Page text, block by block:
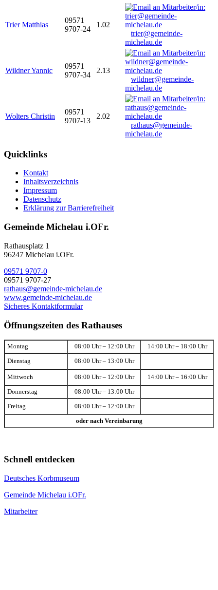
Trier Matthias
09571
9707-24
1.02
trier@gemeinde-
michelau.de
Wildner Yannic
09571
9707-34
2.13
wildner@gemeinde-
michelau.de
Wolters Christin
09571
9707-13
2.02
rathaus@gemeinde-
michelau.de
Quicklinks
Kontakt
Inhaltsverzeichnis
Impressum
Datenschutz
Erklärung zur Barrierefreiheit
Gemeinde Michelau i.OFr.
Rathausplatz 1
96247 Michelau i.OFr.
09571 9707-0
09571 9707-27
rathaus@gemeinde-michelau.de
www.gemeinde-michelau.de
Sicheres Kontaktformular
Öffnungszeiten des Rathauses
Montag 08:00 Uhr – 12:00 Uhr 14:00 Uhr – 18:00 Uhr
Dienstag 08:00 Uhr – 13:00 Uhr
Mittwoch 08:00 Uhr – 12:00 Uhr 14:00 Uhr – 16:00 Uhr
Donnerstag 08:00 Uhr – 13:00 Uhr
Freitag 08:00 Uhr – 12:00 Uhr
oder nach Vereinbarung
Schnell entdecken
Deutsches Korbmuseum
Gemeinde Michelau i.OFr.
Mitarbeiter